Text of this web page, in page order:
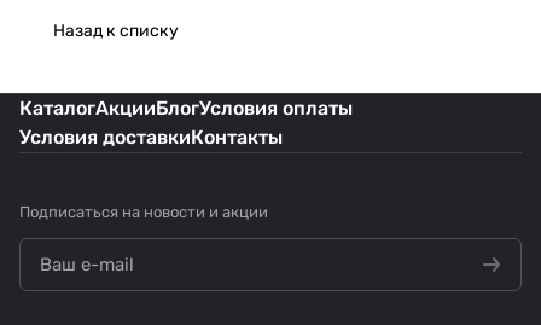
Назад к списку
КаталогАкцииБлогУсловия оплаты
Условия доставкиКонтакты
Подписаться на новости и акции